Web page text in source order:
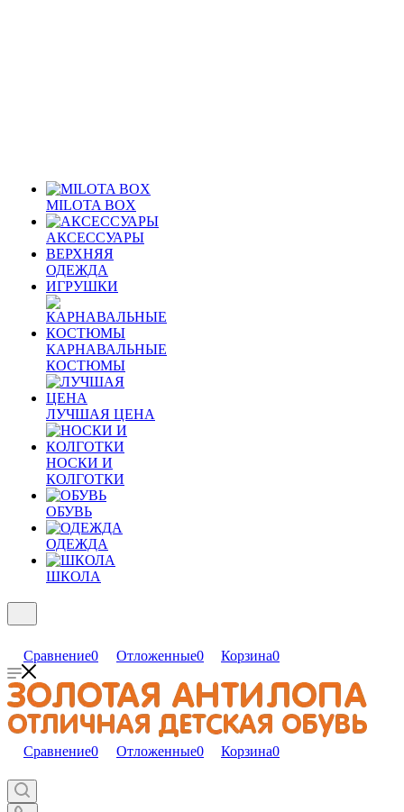
MILOTA BOX
АКСЕССУАРЫ
ВЕРХНЯЯ
ОДЕЖДА
ИГРУШКИ
КАРНАВАЛЬНЫЕ
КОСТЮМЫ
ЛУЧШАЯ ЦЕНА
НОСКИ И
КОЛГОТКИ
ОБУВЬ
ОДЕЖДА
ШКОЛА
Сравнение0 Отложенные0 Корзина0
Сравнение0 Отложенные0 Корзина0